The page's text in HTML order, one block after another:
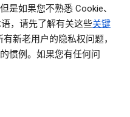
是如果您不熟悉 Cookie、
，请先了解有关这些关键
新老用户的隐私权问题，
惯例。如果您有任何问